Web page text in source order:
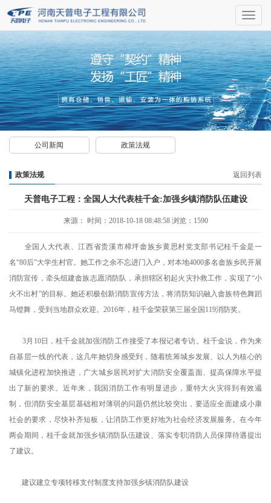
导
航
公司新闻 政策法规
政策法规 返回列表
天普电子工程：全国人大代表桂千金:加强乡镇消防队伍建设
来源： 时间：2018-10-18 08:48:58 浏览：1590
全国人大代表、江西省贵溪市樟坪畲族乡黄思村党支部书记桂千金是一
名“80后”大学生村官。她工作之余不忘进门入户，对本地4000多名畲族乡民开展
消防宣传，牵头组建畲族志愿消防队，承担辖区初起火灾扑救工作，实现了“小
火不出村”的目标。她还积极创新消防宣传方法，将消防知识融入畲族特色舞蹈
马镫舞，受到当地群众欢迎。2016年，桂千金荣获第三届全国119消防奖。
3月10日，桂千金就加强消防工作接受了本报记者专访。桂千金说，作为来
自基层一线的代表，这几年她切身感受到，随着统筹城乡发展、以人为核心的
城镇化进程加快推进，广大城乡居民对扩大消防安全覆盖面、提高保障水平提
出了新的要求。近年来，我国消防工作有明显进步，重特大火灾得到有效遏
制，但消防安全基层基础相对薄弱的问题仍然比较突出，要适应全面建成小康
社会的要求，尽快补齐短板，让消防工作更好地为社会经济发展服务。在今年
两会期间，桂千金就加强乡镇消防队伍建设、落实专职消防人员保障待遇提出
了建议。
建议建立专项转移支付制度支持加强乡镇消防队建设